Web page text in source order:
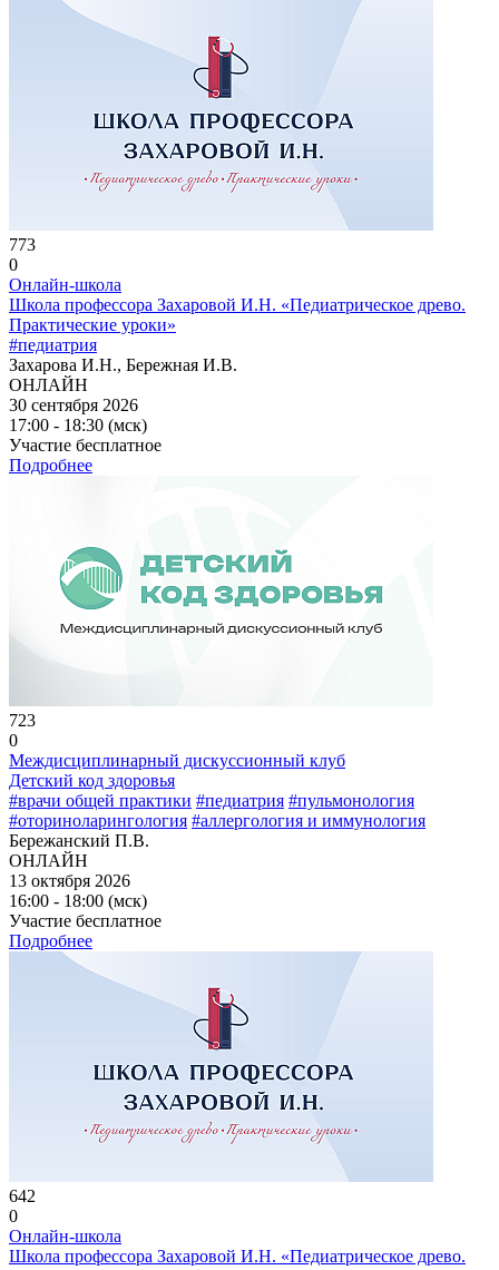
773
0
Онлайн-школа
Школа профессора Захаровой И.Н. «Педиатрическое древо.
Практические уроки»
#педиатрия
Захарова И.Н., Бережная И.В.
ОНЛАЙН
30 сентября 2026
17:00 - 18:30 (мск)
Участие бесплатное
Подробнее
723
0
Междисциплинарный дискуссионный клуб
Детский код здоровья
#врачи общей практики #педиатрия #пульмонология
#оториноларингология #аллергология и иммунология
Бережанский П.В.
ОНЛАЙН
13 октября 2026
16:00 - 18:00 (мск)
Участие бесплатное
Подробнее
642
0
Онлайн-школа
Школа профессора Захаровой И.Н. «Педиатрическое древо.